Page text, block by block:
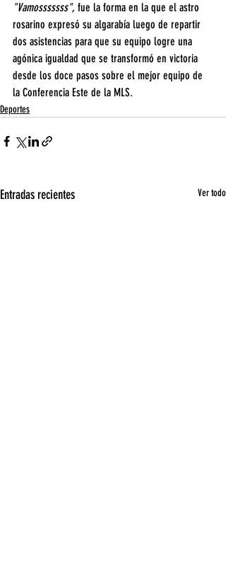
"Vamosssssss", fue la forma en la que el astro
rosarino expresó su algarabía luego de repartir
dos asistencias para que su equipo logre una
agónica igualdad que se transformó en victoria
desde los doce pasos sobre el mejor equipo de
la Conferencia Este de la MLS.
Deportes
Entradas recientes Ver todo